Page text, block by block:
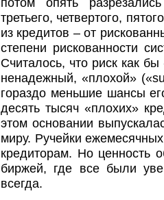
третьего, четвертого,
из кредитов – от
степени рискованности
Считалось, что риск как
ненадежный, «плохой»
гораздо меньшие шансы
десять тысяч «плохих»
этом основании
миру. Ручейки
кредиторам. Но ценность
биржей, где все были
всегда.